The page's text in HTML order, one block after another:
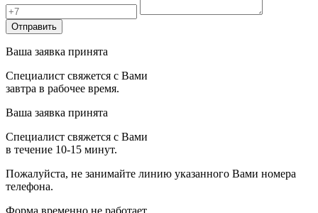
Отправить
Ваша заявка принята
Специалист свяжется с Вами
завтра в рабочее время.
Ваша заявка принята
Специалист свяжется с Вами
в течение 10-15 минут.
Пожалуйста, не занимайте линию указанного Вами номера
телефона.